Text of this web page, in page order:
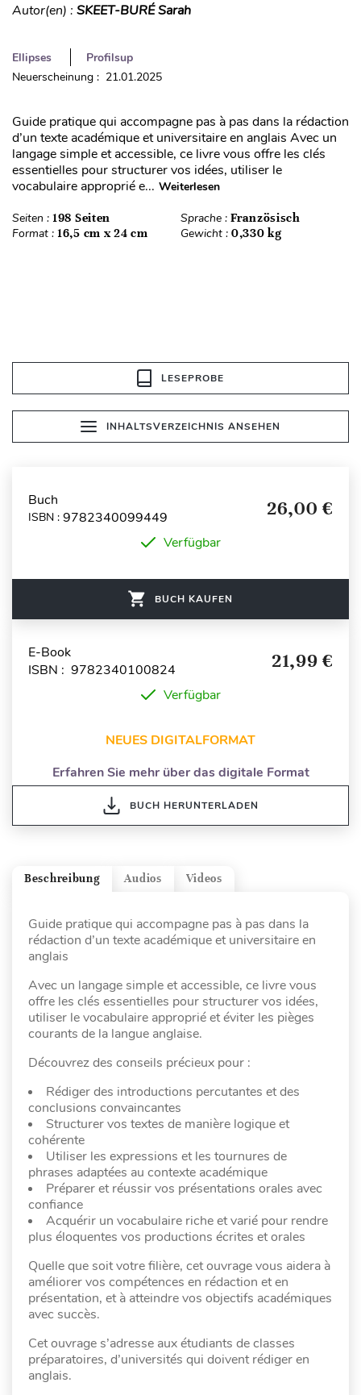
Autor(en) : SKEET-BURÉ Sarah
Ellipses
Profilsup
Neuerscheinung : 21.01.2025
Guide pratique qui accompagne pas à pas dans la rédaction
d’un texte académique et universitaire en anglais Avec un
langage simple et accessible, ce livre vous offre les clés
essentielles pour structurer vos idées, utiliser le
vocabulaire approprié e... Weiterlesen
Seiten : 198 Seiten Sprache : Französisch
Format : 16,5 cm x 24 cm Gewicht : 0,330 kg
LESEPROBE
INHALTSVERZEICHNIS ANSEHEN
Buch
ISBN : 9782340099449 26,00 €
Verfügbar
BUCH KAUFEN
E-Book
ISBN : 9782340100824
21,99 €
Verfügbar
NEUES DIGITALFORMAT
Erfahren Sie mehr über das digitale Format
BUCH HERUNTERLADEN
Videos
Audios
Beschreibung
Guide pratique qui accompagne pas à pas dans la
rédaction d’un texte académique et universitaire en
anglais
Avec un langage simple et accessible, ce livre vous
offre les clés essentielles pour structurer vos idées,
utiliser le vocabulaire approprié et éviter les pièges
courants de la langue anglaise.
Découvrez des conseils précieux pour :
Rédiger des introductions percutantes et des
conclusions convaincantes
Structurer vos textes de manière logique et
cohérente
Utiliser les expressions et les tournures de
phrases adaptées au contexte académique
Préparer et réussir vos présentations orales avec
confiance
Acquérir un vocabulaire riche et varié pour rendre
plus éloquentes vos productions écrites et orales
Quelle que soit votre filière, cet ouvrage vous aidera à
améliorer vos compétences en rédaction et en
présentation, et à atteindre vos objectifs académiques
avec succès.
Cet ouvrage s’adresse aux étudiants de classes
préparatoires, d’universités qui doivent rédiger en
anglais.